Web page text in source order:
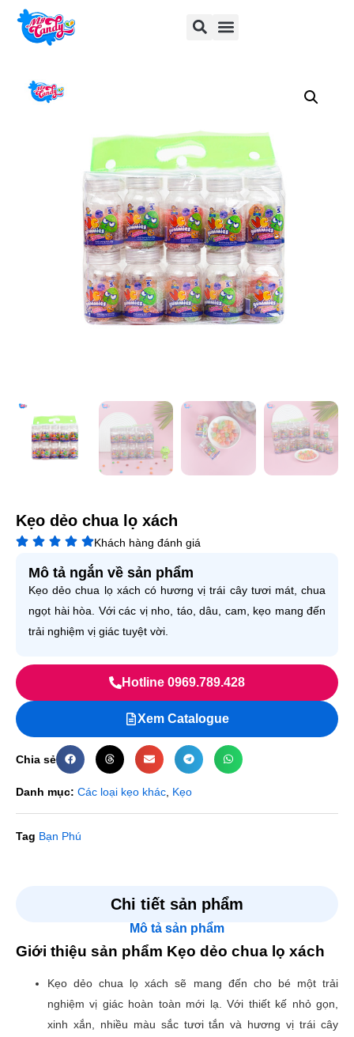
Kẹo dẻo chua lọ xách
Khách hàng đánh giá
Mô tả ngắn về sản phẩm
Kẹo dẻo chua lọ xách có hương vị trái cây tươi mát, chua
ngọt hài hòa. Với các vị nho, táo, dâu, cam, kẹo mang đến
trải nghiệm vị giác tuyệt vời.
Hotline 0969.789.428
Xem Catalogue
Chia sẻ
Danh mục: Các loại kẹo khác Kẹo
Tag Bạn Phú
Chi tiết sản phẩm
Mô tả sản phẩm
Giới thiệu sản phẩm Kẹo dẻo chua lọ xách
Kẹo dẻo chua lọ xách sẽ mang đến cho bé một trải
nghiệm vị giác hoàn toàn mới lạ. Với thiết kế nhỏ gọn,
xinh xắn, nhiều màu sắc tươi tắn và hương vị trái cây
Chưa có đánh giá nào.
Email của bạn sẽ không được hiển thị công khai. Các
trường bắt buộc được đánh dấu*